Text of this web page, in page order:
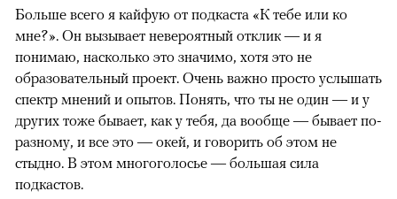
Больше всего я кайфую от подкаста «К тебе или ко
мне?». Он вызывает невероятный отклик — и я
понимаю, насколько это значимо, хотя это не
образовательный проект. Очень важно просто услышать
спектр мнений и опытов. Понять, что ты не один — и у
других тоже бывает, как у тебя, да вообще — бывает по-
разному, и все это — окей, и говорить об этом не
стыдно. В этом многоголосье — большая сила
подкастов.